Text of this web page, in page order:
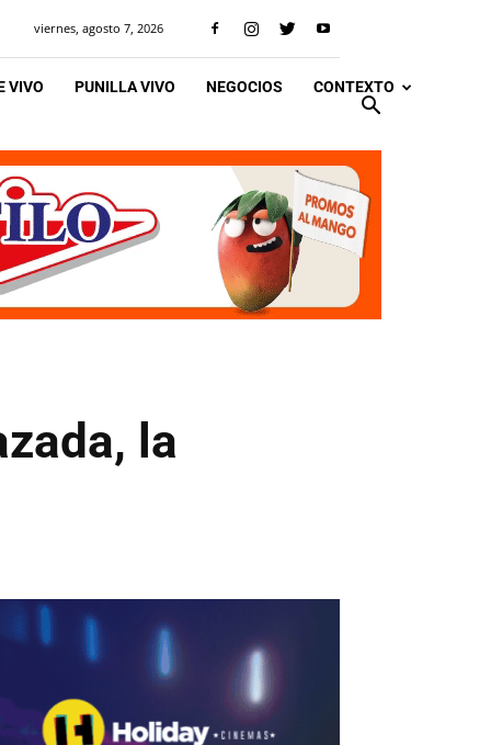
viernes, agosto 7, 2026
VIVO PUNILLA VIVO NEGOCIOS CONTEXTO
la